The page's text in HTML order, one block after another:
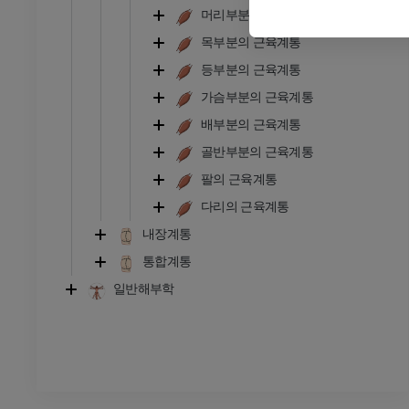
머리부분의 근육계통
목부분의 근육계통
등부분의 근육계통
가슴부분의 근육계통
배부분의 근육계통
골반부분의 근육계통
팔의 근육계통
다리의 근육계통
내장계통
통합계통
일반해부학
다리
삽화
프리미엄
발목 및 발 CT
CT